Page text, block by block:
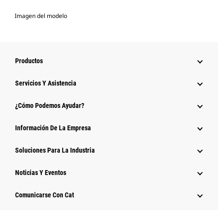
Imagen del modelo
Productos
Servicios Y Asistencia
¿Cómo Podemos Ayudar?
Información De La Empresa
Soluciones Para La Industria
Noticias Y Eventos
Comunicarse Con Cat